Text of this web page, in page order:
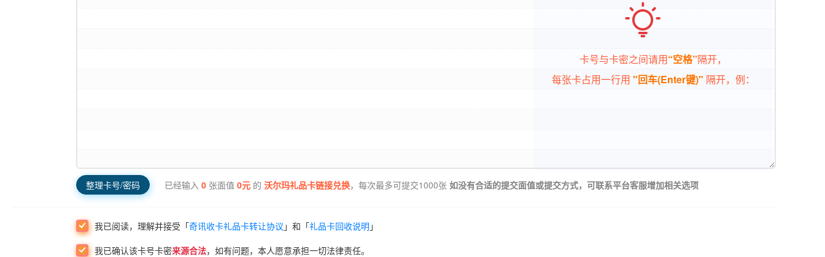

卡号与卡密之间请用“空格”隔开，
每张卡占用一行用 "回车(Enter键)" 隔开，例：
整理卡号/密码 已经输入 0张面值 0元的 沃尔玛礼品卡链接兑换，每次最多可提交1000张 如没有合适的提交面值或提交方式，可联系平台客服增加相关选项
我已阅读，理解并接受「奇讯收卡礼品卡转让协议 」和「礼品卡回收说明 」
我已确认该卡号卡密来源合法，如有问题，本人愿意承担一切法律责任。